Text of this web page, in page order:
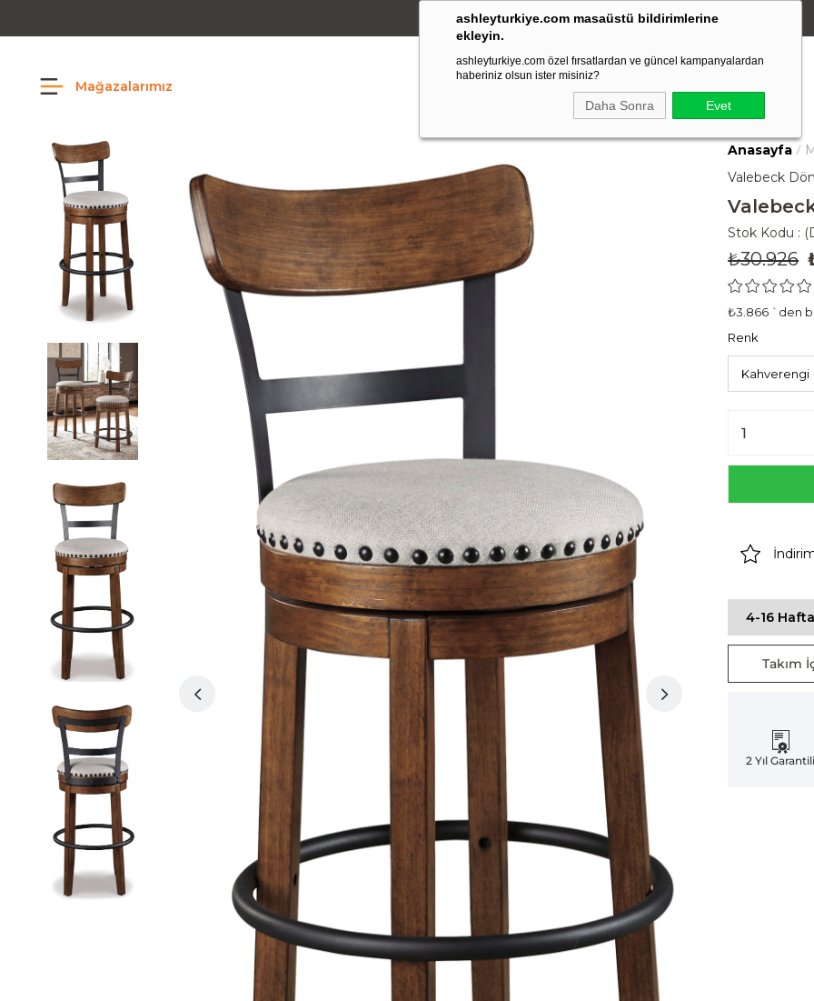
ashleyturkiye.com masaüstü bildirimlerine
ekleyin.
ashleyturkiye.com özel fırsatlardan ve güncel kampanyalardan
haberiniz olsun ister misiniz?
Daha Sonra Evet
Amerikan Stili Ergonomik Tasarım
Mağazalarımız
Anasayfa
Valebeck
Stok Kodu
₺30.926
₺3.866 `den
Renk
4-16
Takım
2 Yıl Garantili